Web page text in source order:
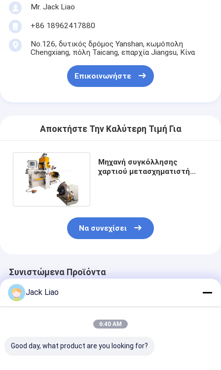
Mr. Jack Liao
+86 18962417880
No.126, δυτικός δρόμος Yanshan, κωμόπολη
Chengxiang, πόλη Taicang, επαρχία Jiangsu, Κίνα
Επικοινωνήστε
Αποκτήστε Την Καλύτερη Τιμή Για
Μηχανή συγκόλλησης
χαρτιού μετασχηματιστή
Να συνεχίσει
Συνιστώμενα Προϊόντα
Jack Liao
6:40 AM
Good day, what product are you looking for?